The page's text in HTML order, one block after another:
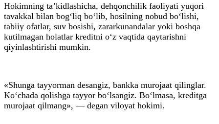
Hokimning ta’kidlashicha, dehqonchilik faoliyati yuqori
tavakkal bilan bog‘liq bo‘lib, hosilning nobud bo‘lishi,
tabiiy ofatlar, suv bosishi, zararkunandalar yoki boshqa
kutilmagan holatlar kreditni o‘z vaqtida qaytarishni
qiyinlashtirishi mumkin.
«Shunga tayyorman desangiz, bankka murojaat qilinglar.
Ko‘chada qolishga tayyor bo‘lsangiz. Bo‘lmasa, kreditga
murojaat qilmang», — degan viloyat hokimi.